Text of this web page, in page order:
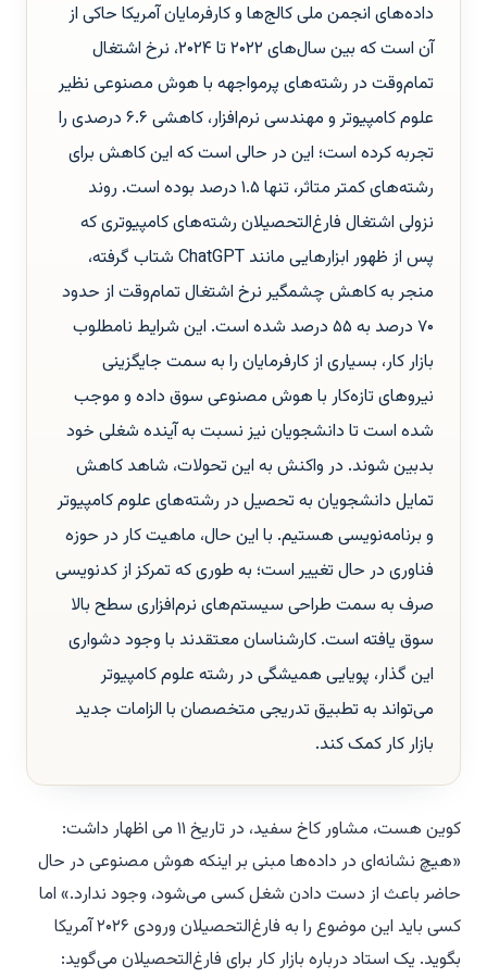
داده‌های انجمن ملی کالج‌ها و کارفرمایان آمریکا حاکی از
آن است که بین سال‌های ۲۰۲۲ تا ۲۰۲۴، نرخ اشتغال
تمام‌وقت در رشته‌های پرمواجهه با هوش مصنوعی نظیر
علوم کامپیوتر و مهندسی نرم‌افزار، کاهشی ۶.۶ درصدی را
تجربه کرده است؛ این در حالی است که این کاهش برای
رشته‌های کمتر متاثر، تنها ۱.۵ درصد بوده است. روند
نزولی اشتغال فارغ‌التحصیلان رشته‌های کامپیوتری که
پس از ظهور ابزارهایی مانند ChatGPT شتاب گرفته،
منجر به کاهش چشمگیر نرخ اشتغال تمام‌وقت از حدود
۷۰ درصد به ۵۵ درصد شده است. این شرایط نامطلوب
بازار کار، بسیاری از کارفرمایان را به سمت جایگزینی
نیروهای تازه‌کار با هوش مصنوعی سوق داده و موجب
شده است تا دانشجویان نیز نسبت به آینده شغلی خود
بدبین شوند. در واکنش به این تحولات، شاهد کاهش
تمایل دانشجویان به تحصیل در رشته‌های علوم کامپیوتر
و برنامه‌نویسی هستیم. با این حال، ماهیت کار در حوزه
فناوری در حال تغییر است؛ به طوری که تمرکز از کدنویسی
صرف به سمت طراحی سیستم‌های نرم‌افزاری سطح بالا
سوق یافته است. کارشناسان معتقدند با وجود دشواری
این گذار، پویایی همیشگی در رشته علوم کامپیوتر
می‌تواند به تطبیق تدریجی متخصصان با الزامات جدید
بازار کار کمک کند.
کوین هست، مشاور کاخ سفید، در تاریخ ۱۱ می اظهار داشت:
«هیچ نشانه‌ای در داده‌ها مبنی بر اینکه هوش مصنوعی در حال
حاضر باعث از دست دادن شغل کسی می‌شود، وجود ندارد.» اما
کسی باید این موضوع را به فارغ‌التحصیلان ورودی ۲۰۲۶ آمریکا
بگوید. یک استاد درباره بازار کار برای فارغ‌التحصیلان می‌گوید: